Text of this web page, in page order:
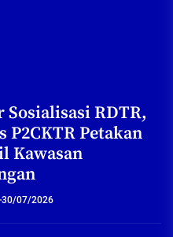
Sosialisasi RDTR,
P2CKTR Petakan
Kawasan
30/07/2026